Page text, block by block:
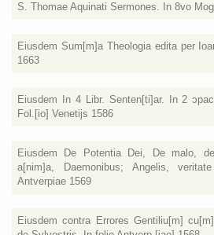
S. Thomae Aquinati Sermones. In 8vo
Eiusdem Sum[m]a Theologia edita per
1663
Eiusdem In 4 Libr. Senten[ti]ar. In 2
Fol.[io] Venetijs 1586
Eiusdem De Potentia Dei, De malo,
a[nim]a, Daemonibus; Angelis,
Antverpiae 1569
Eiusdem contra Errores Gentiliu[m]